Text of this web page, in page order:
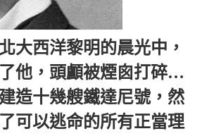
大西洋黎明的晨光中，
他，頭顱被煙囪打碎…
造十幾艘鐵達尼號，然
可以逃命的所有正當理